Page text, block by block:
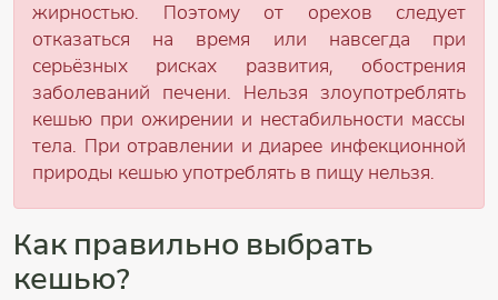
жирностью. Поэтому от орехов следует
отказаться на время или навсегда при
серьёзных рисках развития, обострения
заболеваний печени. Нельзя злоупотреблять
кешью при ожирении и нестабильности массы
тела. При отравлении и диарее инфекционной
природы кешью употреблять в пищу нельзя.
Как правильно выбрать
кешью?